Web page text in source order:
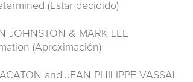
(Estar decidido)
JOHNSTON & MARK LEE
(Aproximación)
and JEAN PHILIPPE VASSAL